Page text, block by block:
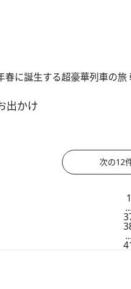
春に誕生する超豪華列車の
出かけ
次の12
1
...
...